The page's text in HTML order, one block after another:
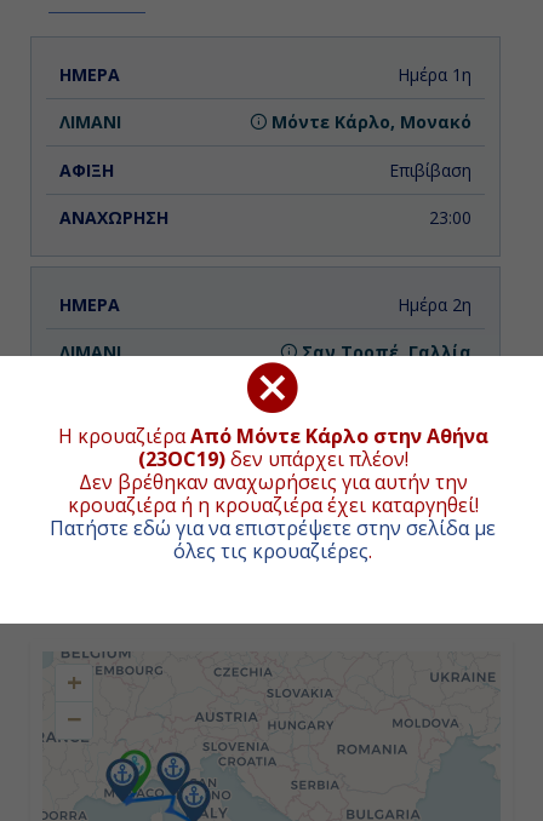
Η κρουαζιέραΑπό Μόντε Κάρλο στην Αθήνα
(23OC19)δεν υπάρχει πλέον!
Δεν βρέθηκαν αναχωρήσεις για αυτήν την
κρουαζιέρα ή η κρουαζιέρα έχει καταργηθεί!
Πατήστε εδώ για να επιστρέψετε στην σελίδα με
όλες τις κρουαζιέρες.
ΗΜΕΡΑ ΑΝΑΧΩΡΗΣΗ
Ημέρα 1η
Μόντε Κάρλο, Μονακό
Επιβίβαση
23:00
Ημέρα 2η
Σαν Τροπέ, Γαλλία
18:00
Ημέρα 3η
07:00
20:00
Ημέρα 4η
Τσιβιταβέκια - Ρώμη, Ιταλία
+
−